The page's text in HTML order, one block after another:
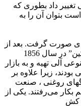
تغییر داد بطوری که
بتوان آن را به
صورت گرفت. بعد از
سنتز اولین رنگ مصنوعی توسط “ویلیام پرکین” در سال 1856
آلی تهیه و به بازار
زیرا علاوه بر
روغنی ، صنعت
می‌رفتند. یکی از
کش